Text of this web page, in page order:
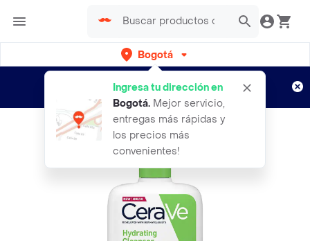
Bogotá
Ingresa tu dirección en
Bogotá. Mejor servicio,
entregas más rápidas y
los precios más
convenientes!
envíos gratis por semanas
Aplican TyC